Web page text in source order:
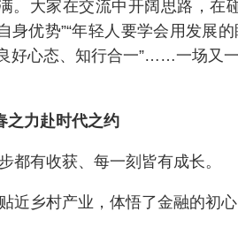
大家在交流中开阔思路，在
优势”“年轻人要学会用发展
好心态、知行合一”……一场又
之力赴时代之约
都有收获、每一刻皆有成长。
乡村产业，体悟了金融的初